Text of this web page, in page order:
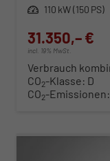
Leistung 110 kW (150 PS)
31.350,– €
incl. 19% MwSt.
Verbrauch
CO2-Klasse: D
CO2-Emissionen: